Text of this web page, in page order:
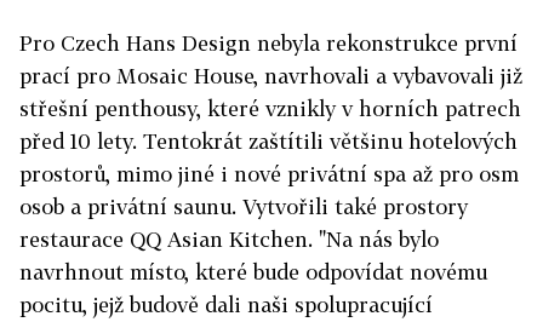
Pro Czech Hans Design nebyla rekonstrukce první
prací pro Mosaic House, navrhovali a vybavovali již
střešní penthousy, které vznikly v horních patrech
před 10 lety. Tentokrát zaštítili většinu hotelových
prostorů, mimo jiné i nové privátní spa až pro osm
osob a privátní saunu. Vytvořili také prostory
restaurace QQ Asian Kitchen. "Na nás bylo
navrhnout místo, které bude odpovídat novému
pocitu, jejž budově dali naši spolupracující